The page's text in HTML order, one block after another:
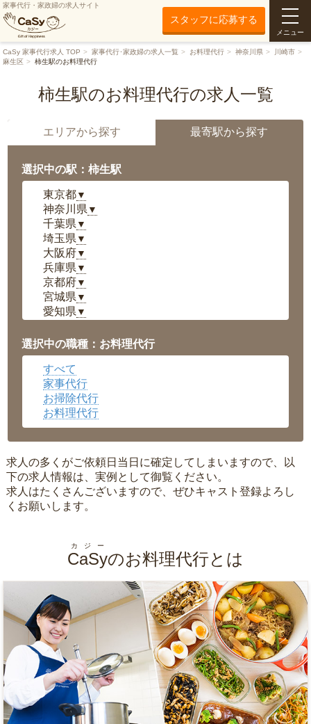
家事代行・家政婦の求人サイト
スタッフに応募する
メニュー
CaSy 家事代行求人 TOP 家事代行･家政婦の求人一覧 お料理代行 神奈川県
川崎市
麻生区
柿生駅のお料理代行
柿生駅のお料理代行の求人一覧
エリアから探す 最寄駅から探す
選択中の駅：柿生駅
東京都▼
神奈川県 ▼
千葉県 ▼
埼玉県 ▼
大阪府▼
兵庫県 ▼
京都府▼
宮城県 ▼
愛知県 ▼
岡山県▼
広島県▼
沖縄県
選択中の職種：お料理代行
すべて
家事代行
お掃除代行
お料理代行
求人の多くがご依頼日当日に確定してしまいますので、以
下の求人情報は、実例として御覧ください。
求人はたくさんございますので、ぜひキャスト登録よろし
くお願いします。
CaSy
カジー
のお料理代行とは